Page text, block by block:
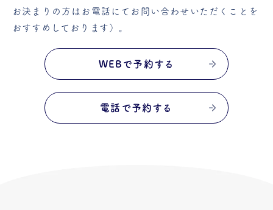
お決まりの方はお電話にてお問い合わせいただくことを
おすすめしております）。
WEBで予約する
電話で予約する